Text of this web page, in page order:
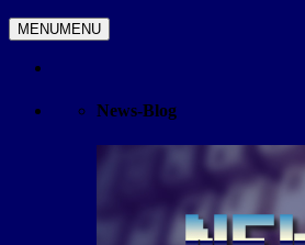
MENUMENU
News-Blog